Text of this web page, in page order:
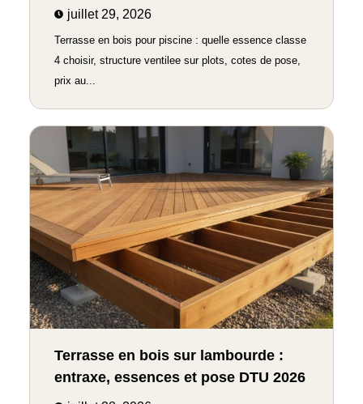
juillet 29, 2026
Terrasse en bois pour piscine : quelle essence classe
4 choisir, structure ventilee sur plots, cotes de pose,
prix au...
Terrasse en bois sur lambourde :
entraxe, essences et pose DTU 2026